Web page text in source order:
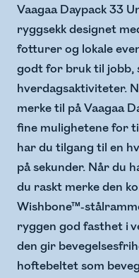
Vaagaa Daypack 33
ryggsekk designet
fotturer og lokale
godt for bruk til jobb,
hverdagsaktiviteter.
merke til på Vaagaa
fine mulighetene for
har du tilgang til en
på sekunder. Når du
du raskt merke den
Wishbone™-
ryggen god fasthet i
den gir
hoftebeltet som